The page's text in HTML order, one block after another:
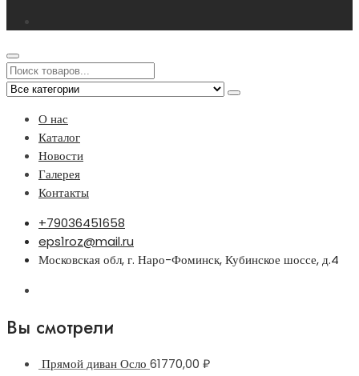
О нас
Каталог
Новости
Галерея
Контакты
+79036451658
eps1roz@mail.ru
Московская обл, г. Наро-Фоминск, Кубинское шоссе, д.4
Вы смотрели
Прямой диван Осло 61770,00 ₽